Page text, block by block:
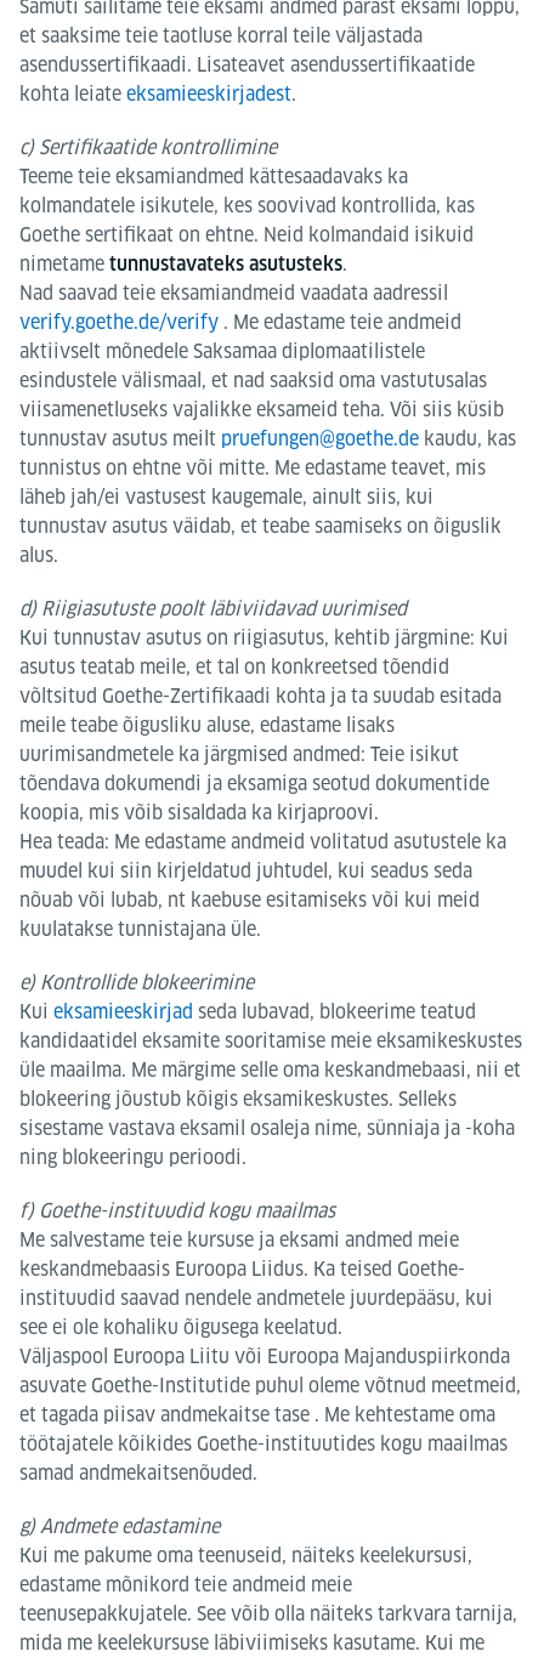
Samuti säilitame teie eksami andmed pärast eksami lõppu,
et saaksime teie taotluse korral teile väljastada
asendussertifikaadi. Lisateavet asendussertifikaatide
kohta leiateeksamieeskirjadest.
c) Sertifikaatide kontrollimine
Teeme teie eksamiandmed kättesaadavaks ka
kolmandatele isikutele, kes soovivad kontrollida, kas
Goethe sertifikaat on ehtne. Neid kolmandaid isikuid
nimetame tunnustavateks asutusteks.
Nad saavad teie eksamiandmeid vaadata aadressil
verify.goethe.de/verify . Me edastame teie andmeid
aktiivselt mõnedele Saksamaa diplomaatilistele
esindustele välismaal, et nad saaksid oma vastutusalas
viisamenetluseks vajalikke eksameid teha. Või siis küsib
tunnustav asutus meilt pruefungen@goethe.de kaudu, kas
tunnistus on ehtne või mitte. Me edastame teavet, mis
läheb jah/ei vastusest kaugemale, ainult siis, kui
tunnustav asutus väidab, et teabe saamiseks on õiguslik
alus.
d) Riigiasutuste poolt läbiviidavad uurimised
Kui tunnustav asutus on riigiasutus, kehtib järgmine: Kui
asutus teatab meile, et tal on konkreetsed tõendid
võltsitud Goethe-Zertifikaadi kohta ja ta suudab esitada
meile teabe õigusliku aluse, edastame lisaks
uurimisandmetele ka järgmised andmed: Teie isikut
tõendava dokumendi ja eksamiga seotud dokumentide
koopia, mis võib sisaldada ka kirjaproovi.
Hea teada: Me edastame andmeid volitatud asutustele ka
muudel kui siin kirjeldatud juhtudel, kui seadus seda
nõuab või lubab, nt kaebuse esitamiseks või kui meid
kuulatakse tunnistajana üle.
e) Kontrollide blokeerimine
Kui eksamieeskirjad seda lubavad, blokeerime teatud
kandidaatidel eksamite sooritamise meie eksamikeskustes
üle maailma. Me märgime selle oma keskandmebaasi, nii et
blokeering jõustub kõigis eksamikeskustes. Selleks
sisestame vastava eksamil osaleja nime, sünniaja ja -koha
ning blokeeringu perioodi.
f) Goethe-instituudid kogu maailmas
Me salvestame teie kursuse ja eksami andmed meie
keskandmebaasis Euroopa Liidus. Ka teised Goethe-
instituudid saavad nendele andmetele juurdepääsu, kui
see ei ole kohaliku õigusega keelatud.
Väljaspool Euroopa Liitu või Euroopa Majanduspiirkonda
asuvate Goethe-Institutide puhul oleme võtnud meetmeid,
et tagada piisav andmekaitse tase . Me kehtestame oma
töötajatele kõikides Goethe-instituutides kogu maailmas
samad andmekaitsenõuded.
g) Andmete edastamine
Kui me pakume oma teenuseid, näiteks keelekursusi,
edastame mõnikord teie andmeid meie
teenusepakkujatele. See võib olla näiteks tarkvara tarnija,
mida me keelekursuse läbiviimiseks kasutame. Kui me